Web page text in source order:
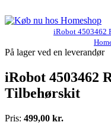
iRobot 4503462
På lager ved en leverandør
iRobot 4503462
Tilbehørskit
Pris: 499,00 kr.